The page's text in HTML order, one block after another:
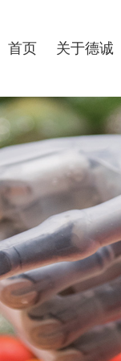
首页 关于德诚